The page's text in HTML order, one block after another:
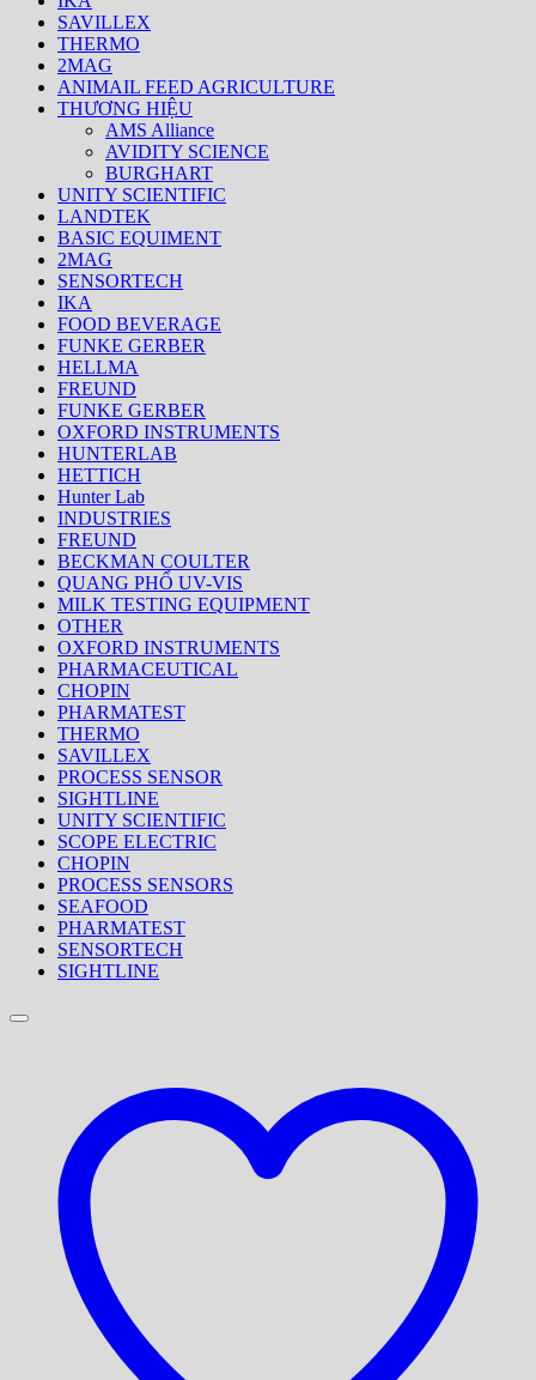
SAVILLEX
THERMO
2MAG
ANIMAIL FEED AGRICULTURE
THƯƠNG HIỆU
AMS Alliance
AVIDITY SCIENCE
BURGHART
UNITY SCIENTIFIC
LANDTEK
BASIC EQUIMENT
2MAG
SENSORTECH
IKA
FOOD BEVERAGE
FUNKE GERBER
HELLMA
FREUND
FUNKE GERBER
OXFORD INSTRUMENTS
HUNTERLAB
HETTICH
Hunter Lab
INDUSTRIES
FREUND
BECKMAN COULTER
QUANG PHỔ UV-VIS
MILK TESTING EQUIPMENT
OTHER
OXFORD INSTRUMENTS
PHARMACEUTICAL
CHOPIN
PHARMATEST
THERMO
SAVILLEX
PROCESS SENSOR
SIGHTLINE
UNITY SCIENTIFIC
SCOPE ELECTRIC
CHOPIN
PROCESS SENSORS
SEAFOOD
PHARMATEST
SENSORTECH
SIGHTLINE